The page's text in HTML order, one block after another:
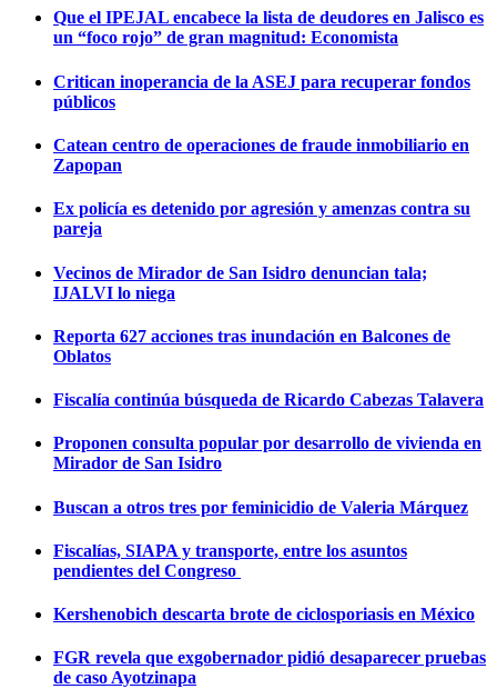
Que el IPEJAL encabece la lista de deudores en Jalisco es
un “foco rojo” de gran magnitud: Economista
Critican inoperancia de la ASEJ para recuperar fondos
públicos
Catean centro de operaciones de fraude inmobiliario en
Zapopan
Ex policía es detenido por agresión y amenzas contra su
pareja
Vecinos de Mirador de San Isidro denuncian tala;
IJALVI lo niega
Reporta 627 acciones tras inundación en Balcones de
Oblatos
Fiscalía continúa búsqueda de Ricardo Cabezas Talavera
Proponen consulta popular por desarrollo de vivienda en
Mirador de San Isidro
Buscan a otros tres por feminicidio de Valeria Márquez
Fiscalías, SIAPA y transporte, entre los asuntos
pendientes del Congreso
Kershenobich descarta brote de ciclosporiasis en México
FGR revela que exgobernador pidió desaparecer pruebas
de caso Ayotzinapa